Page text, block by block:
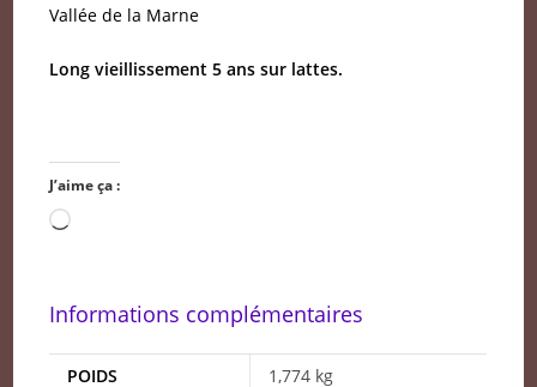
Vallée de la Marne
Long vieillissement 5 ans sur lattes.
J’aime ça :
Chargement…
Informations complémentaires
POIDS 1,774 kg